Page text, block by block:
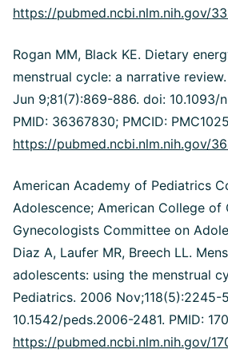
https://pubmed.ncbi.nlm.nih.gov/
Rogan MM, Black KE. Dietary
menstrual cycle: a narrative
Jun 9;81(7):869-886. doi: 10.1093/
PMID: 36367830; PMCID:
https://pubmed.ncbi.nlm.nih.gov/
American Academy of Pediatrics
Adolescence; American College of
Gynecologists Committee on
Diaz A, Laufer MR, Breech LL.
adolescents: using the menstrual
Pediatrics. 2006 Nov;118(5):2245-
10.1542/peds.2006-2481. PMID:
https://pubmed.ncbi.nlm.nih.gov/